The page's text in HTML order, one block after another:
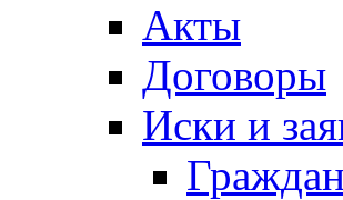
Акты
Договоры
Иски и